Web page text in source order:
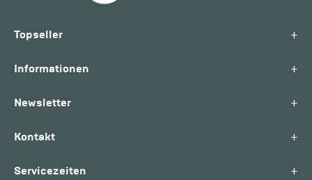
Topseller +
Informationen +
Newsletter +
Kontakt +
Servicezeiten +